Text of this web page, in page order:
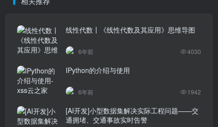
线性代数丨《线性代数及其应用》思维导图
6年前 4030
IPython的介绍与使用
6年前 1942
[AI开发]小型数据集解决实际工程问题——交
通拥堵、交通事故实时告警